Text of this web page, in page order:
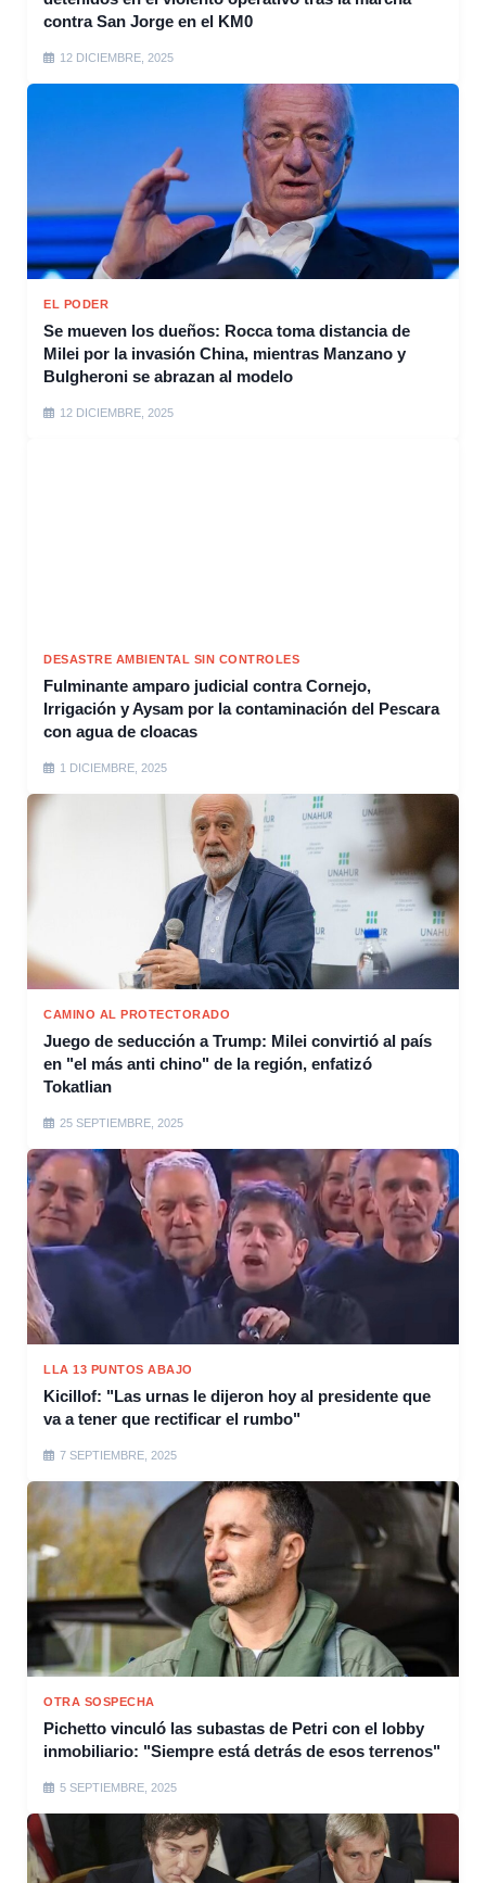
contra San Jorge en el KM0
12 DICIEMBRE, 2025
EL PODER
Se mueven los dueños: Rocca toma distancia de
Milei por la invasión China, mientras Manzano y
Bulgheroni se abrazan al modelo
12 DICIEMBRE, 2025
DESASTRE AMBIENTAL SIN CONTROLES
Fulminante amparo judicial contra Cornejo,
Irrigación y Aysam por la contaminación del Pescara
con agua de cloacas
1 DICIEMBRE, 2025
CAMINO AL PROTECTORADO
Juego de seducción a Trump: Milei convirtió al país
en "el más anti chino" de la región, enfatizó
Tokatlian
25 SEPTIEMBRE, 2025
LLA 13 PUNTOS ABAJO
Kicillof: "Las urnas le dijeron hoy al presidente que
va a tener que rectificar el rumbo"
7 SEPTIEMBRE, 2025
OTRA SOSPECHA
Pichetto vinculó las subastas de Petri con el lobby
inmobiliario: "Siempre está detrás de esos terrenos"
5 SEPTIEMBRE, 2025